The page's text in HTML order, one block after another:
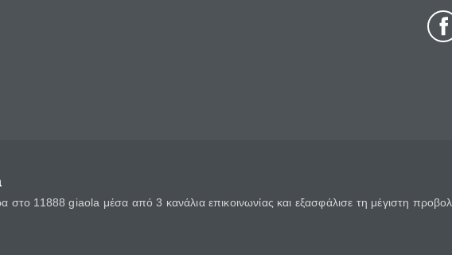
στο 11888 giaola μέσα από 3 κανάλια επικοινωνίας και εξασφάλισε τη μέγιστη